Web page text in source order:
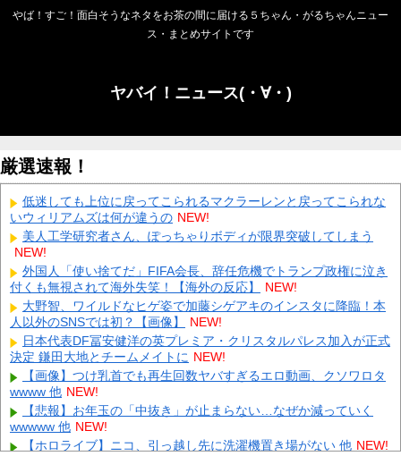
やば！すご！面白そうなネタをお茶の間に届ける５ちゃん・がるちゃんニュー
ス・まとめサイトです
ヤバイ！ニュース(・∀・)
厳選速報！
低迷しても上位に戻ってこられるマクラーレンと戻ってこられな
いウィリアムズは何が違うの NEW!
美人工学研究者さん、ぽっちゃりボディが限界突破してしまう
NEW!
外国人「使い捨てだ」FIFA会長、辞任危機でトランプ政権に泣き
付くも無視されて海外失笑！【海外の反応】
NEW!
大野智、ワイルドなヒゲ姿で加藤シゲアキのインスタに降臨！本
人以外のSNSでは初？【画像】
NEW!
日本代表DF冨安健洋の英プレミア・クリスタルパレス加入が正式
決定 鎌田大地とチームメイトに NEW!
【画像】つけ乳首でも再生回数ヤバすぎるエロ動画、クソワロタ
wwww 他 NEW!
【悲報】お年玉の「中抜き」が止まらない…なぜか減っていく
wwwww 他 NEW!
【ホロライブ】ニコ、引っ越し先に洗濯機置き場がない 他 NEW!